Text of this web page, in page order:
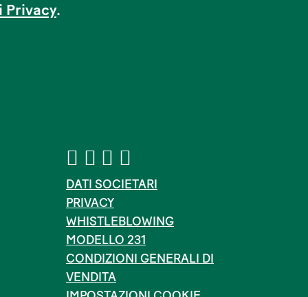
Privacy.
DATI SOCIETARI
PRIVACY
WHISTLEBLOWING
MODELLO 231
CONDIZIONI GENERALI DI
VENDITA